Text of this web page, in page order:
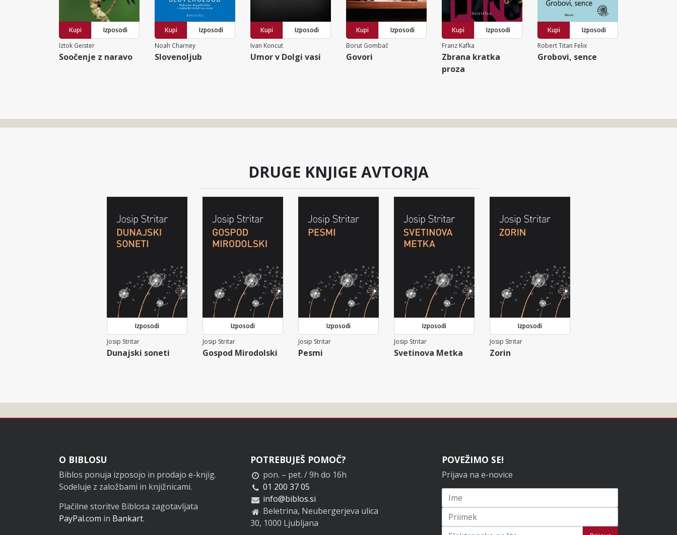
Kupi
Izposodi
Iztok Geister
Soočenje z naravo
Kupi
Izposodi
Noah Charney
Slovenoljub
Kupi
Izposodi
Ivan Koncut
Umor v Dolgi vasi
Kupi
Izposodi
Borut Gombač
Govori
Kupi
Izposodi
Franz Kafka
Zbrana kratka
proza
Kupi
Izposodi
Robert Titan Felix
Grobovi, sence
DRUGE KNJIGE AVTORJA
Izposodi
Josip Stritar
Dunajski soneti
Izposodi
Josip Stritar
Gospod Mirodolski
Izposodi
Josip Stritar
Pesmi
Izposodi
Josip Stritar
Svetinova Metka
Izposodi
Josip Stritar
Zorin
Noga
O BIBLOSU
Biblos ponuja izposojo in prodajo e-knjig.
Sodeluje z založbami in knjižnicami.
Plačilne storitve Biblosa zagotavljata
PayPal.com in Bankart.
POTREBUJEŠ POMOČ?
pon. – pet. / 9h do 16h
01 200 37 05
info@biblos.si
Beletrina, Neubergerjeva ulica
30, 1000 Ljubljana
POVEŽIMO SE!
Prijava na e-novice
Prijavi se na novice